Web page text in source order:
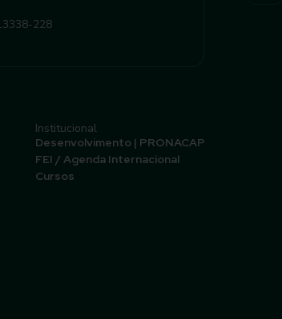
228
Institucional
Desenvolvimento | PRONACAP
FEI / Agenda Internacional
Cursos